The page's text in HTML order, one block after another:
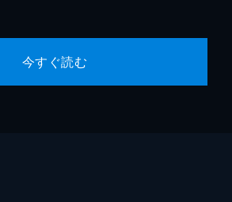
今すぐ読む